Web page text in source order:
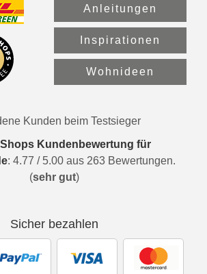
Anleitungen
Inspirationen
Wohnideen
Kunden beim Testsieger
Kundenbewertung für
: 4.77 / 5.00 aus 263 Bewertungen.
(sehr gut)
Sicher bezahlen